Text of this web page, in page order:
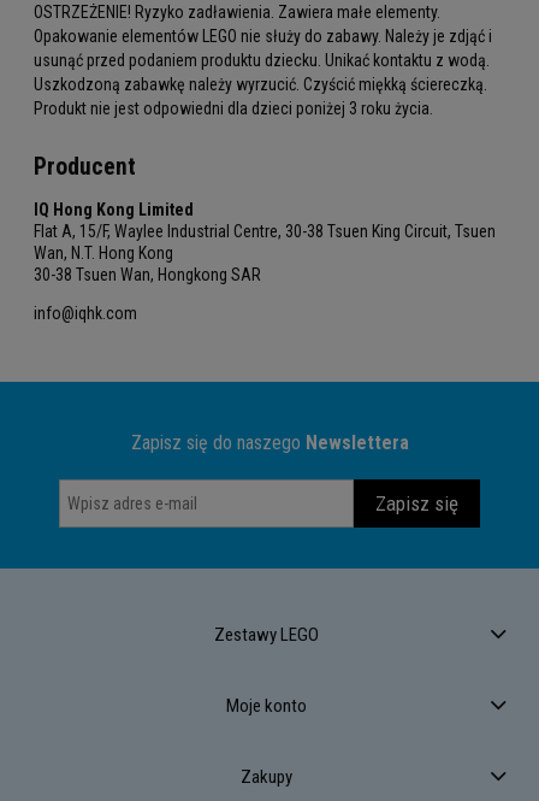
OSTRZEŻENIE! Ryzyko zadławienia. Zawiera małe elementy.
Opakowanie elementów LEGO nie służy do zabawy. Należy je zdjąć i
usunąć przed podaniem produktu dziecku. Unikać kontaktu z wodą.
Uszkodzoną zabawkę należy wyrzucić. Czyścić miękką ściereczką.
Produkt nie jest odpowiedni dla dzieci poniżej 3 roku życia.
Producent
IQ Hong Kong Limited
Flat A, 15/F, Waylee Industrial Centre, 30-38 Tsuen King Circuit, Tsuen
Wan, N.T. Hong Kong
30-38 Tsuen Wan, Hongkong SAR
info@iqhk.com
Zapisz się do naszego Newslettera
Zapisz się
Zestawy LEGO
Moje konto
Zakupy